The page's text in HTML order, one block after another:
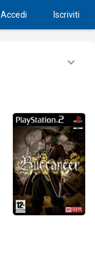
Accedi Iscriviti